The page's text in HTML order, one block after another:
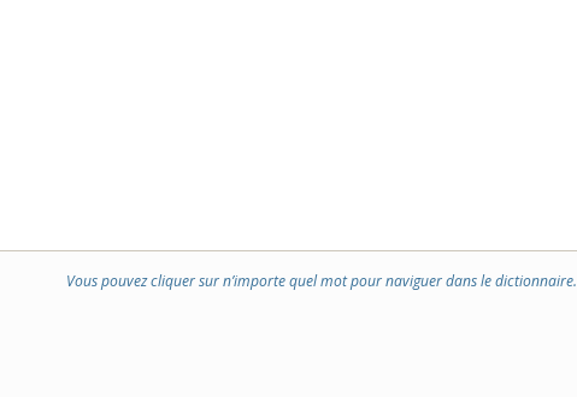
Vous pouvez cliquer sur n’importe quel mot pour naviguer dans le dictionnaire.